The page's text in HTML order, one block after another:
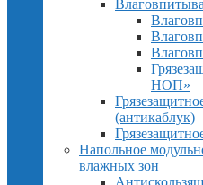
НОП»
(антикаблук)
Напольное
влажных зон